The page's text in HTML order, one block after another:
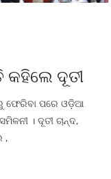
ଦୂତୀ
ପରେ ଓଡ଼ିଆ
। ଦୂତୀ ଚାନ୍ଦ,
,